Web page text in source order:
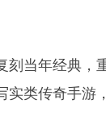
刻当年经典，
实类传奇手游